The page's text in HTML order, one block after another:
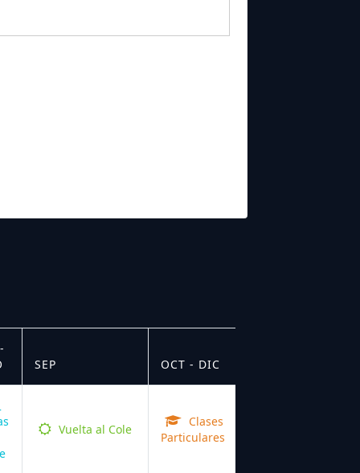
SEP OCT - DIC
Vuelta al Cole
Clases
Particulares